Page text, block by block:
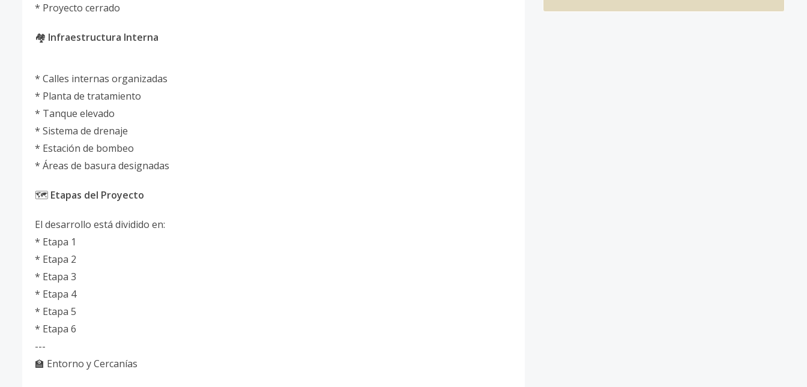
* Proyecto cerrado
🏘️ Infraestructura Interna
* Calles internas organizadas
* Planta de tratamiento
* Tanque elevado
* Sistema de drenaje
* Estación de bombeo
* Áreas de basura designadas
🗺️ Etapas del Proyecto
El desarrollo está dividido en:
* Etapa 1
* Etapa 2
* Etapa 3
* Etapa 4
* Etapa 5
* Etapa 6
---
🏫 Entorno y Cercanías